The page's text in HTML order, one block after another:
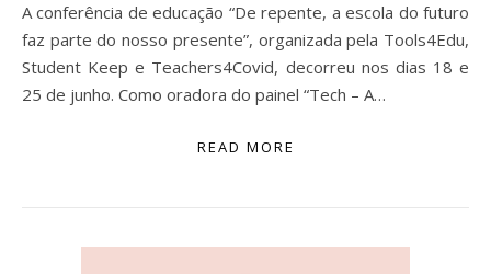
A conferência de educação “De repente, a escola do futuro
faz parte do nosso presente”, organizada pela Tools4Edu,
Student Keep e Teachers4Covid, decorreu nos dias 18 e
25 de junho. Como oradora do painel “Tech – A…
READ MORE